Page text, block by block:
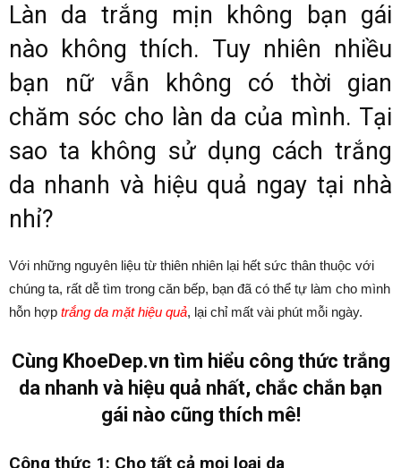
Làn da trắng mịn không bạn gái
nào không thích. Tuy nhiên nhiều
bạn nữ vẫn không có thời gian
chăm sóc cho làn da của mình. Tại
sao ta không sử dụng cách trắng
da nhanh và hiệu quả ngay tại nhà
nhỉ?
Với những nguyên liệu từ thiên nhiên lại hết sức thân thuộc với
chúng ta, rất dễ tìm trong căn bếp, bạn đã có thể tự làm cho mình
hỗn hợp trắng da mặt hiệu quả, lại chỉ mất vài phút mỗi ngày.
Cùng KhoeDep.vn tìm hiểu công thức trắng
da nhanh và hiệu quả nhất, chắc chắn bạn
gái nào cũng thích mê!
Công thức 1: Cho tất cả mọi loại da